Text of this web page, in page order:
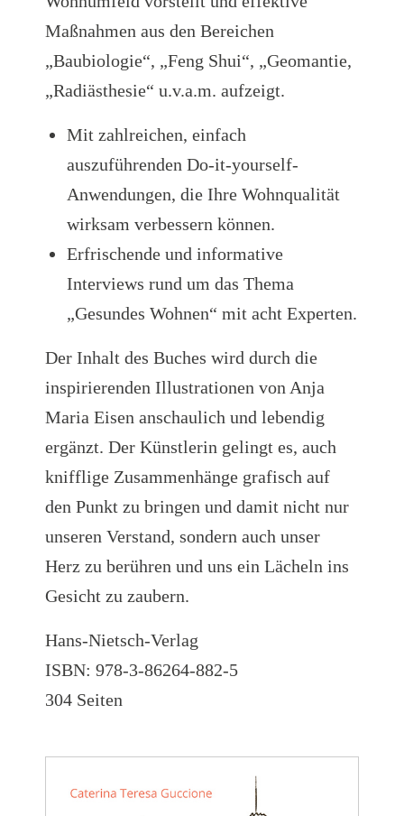
Maßnahmen aus den Bereichen
„Baubiologie“, „Feng Shui“, „Geomantie,
„Radiästhesie“ u.v.a.m. aufzeigt.
Mit zahlreichen, einfach
auszuführenden Do-it-yourself-
Anwendungen, die Ihre Wohnqualität
wirksam verbessern können.
Erfrischende und informative
Interviews rund um das Thema
„Gesundes Wohnen“ mit acht Experten.
Der Inhalt des Buches wird durch die
inspirierenden Illustrationen von Anja
Maria Eisen anschaulich und lebendig
ergänzt. Der Künstlerin gelingt es, auch
knifflige Zusammenhänge grafisch auf
den Punkt zu bringen und damit nicht nur
unseren Verstand, sondern auch unser
Herz zu berühren und uns ein Lächeln ins
Gesicht zu zaubern.
Hans-Nietsch-Verlag
ISBN: 978-3-86264-882-5
304 Seiten